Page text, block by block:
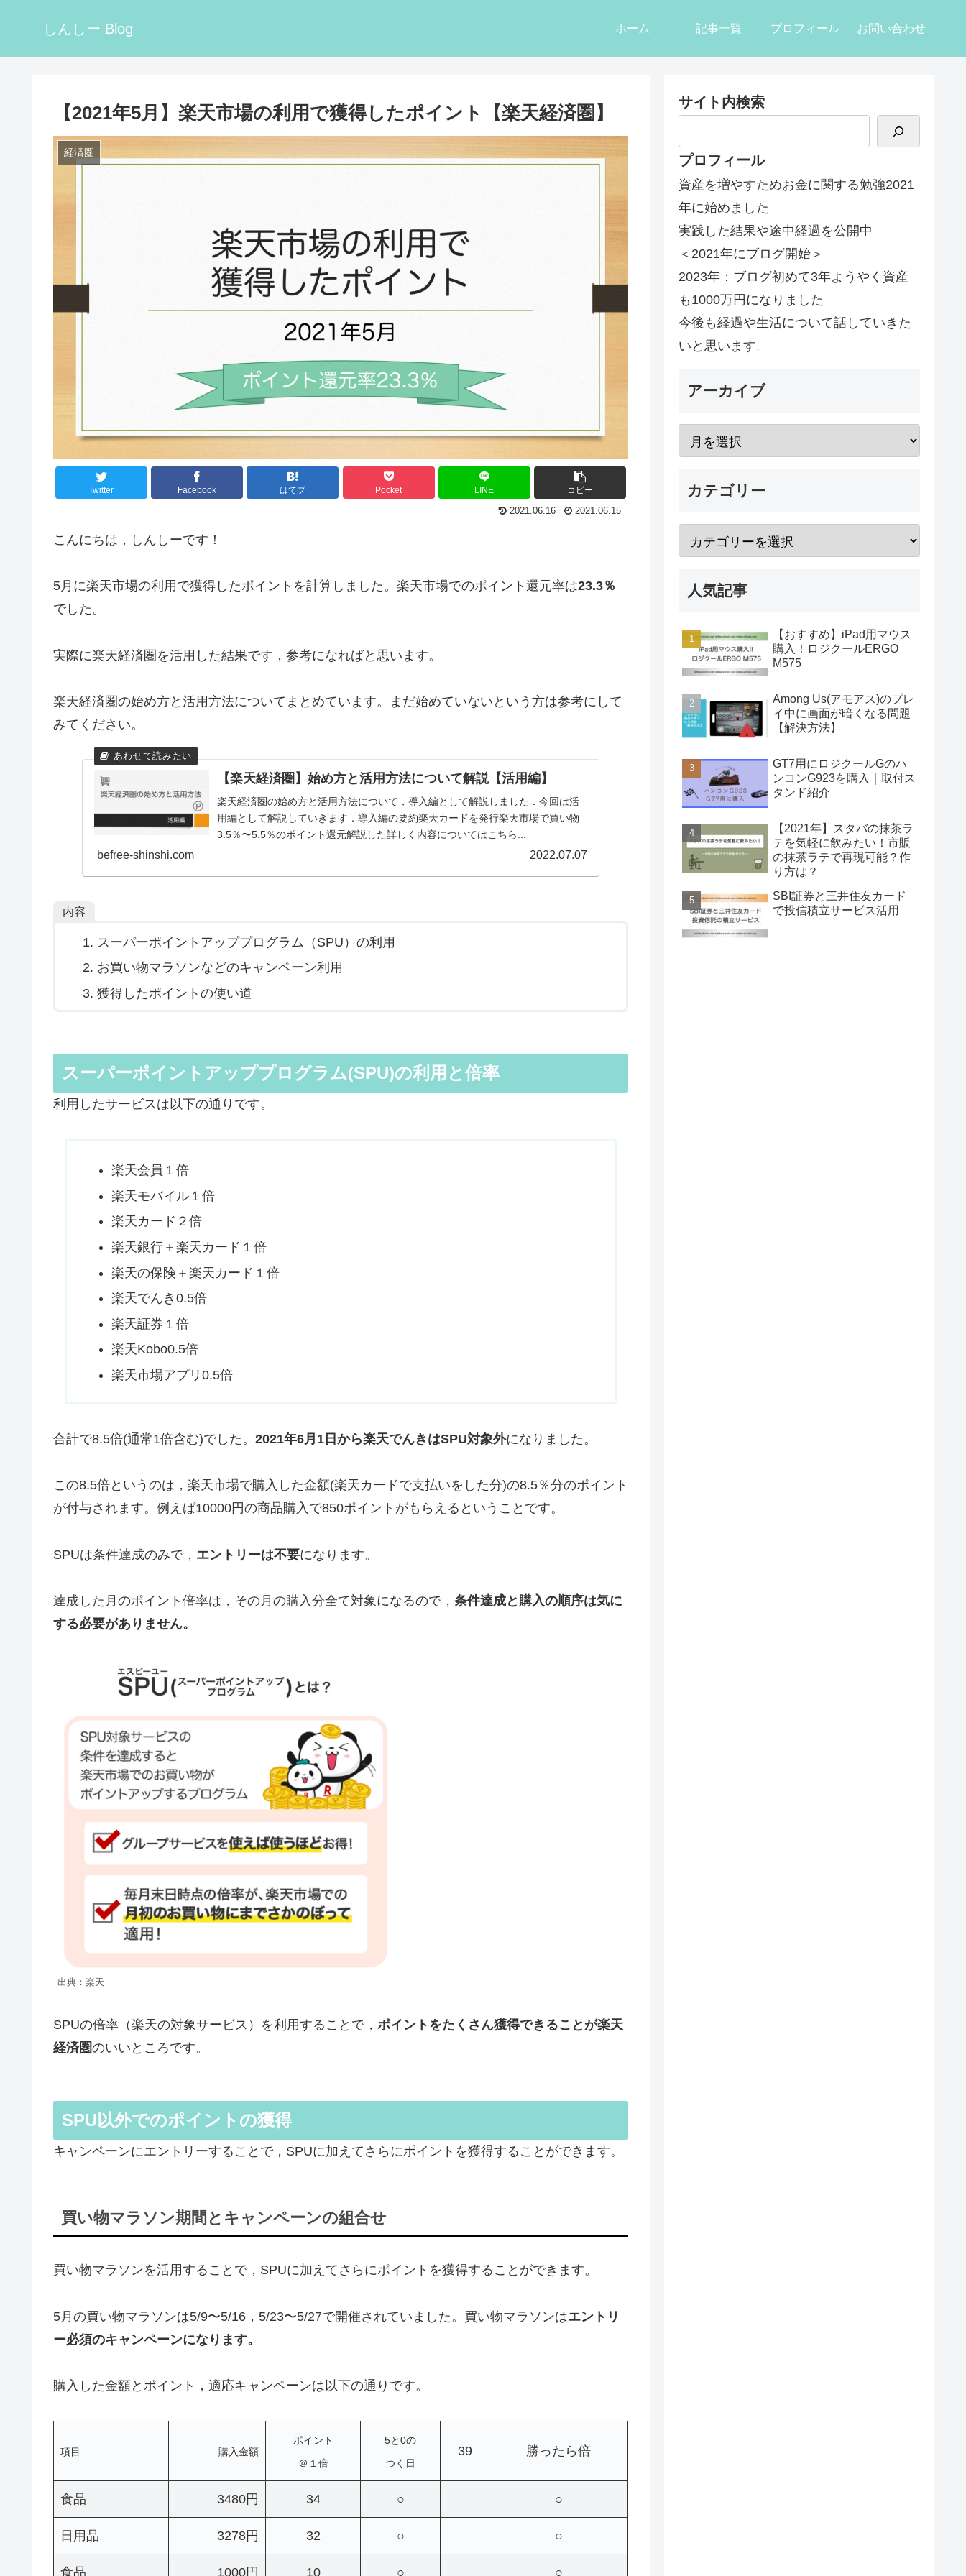
しんしー Blog ホーム 記事一覧 プロフィール お問い合わせ
【2021年5月】楽天市場の利用で獲得したポイント【楽天経済圏】
経済圏
Twitter Facebook はてブ Pocket LINE コピー
2021.06.16 2021.06.15
こんにちは，しんしーです！
5月に楽天市場の利用で獲得したポイントを計算しました。楽天市場でのポイント還元率は23.3％
でした。
実際に楽天経済圏を活用した結果です，参考になればと思います。
楽天経済圏の始め方と活用方法についてまとめています。まだ始めていないという方は参考にして
みてください。
【楽天経済圏】始め方と活用方法について解説【活用編】
楽天経済圏の始め方と活用方法について，導入編として解説しました．今回は活
用編として解説していきます．導入編の要約楽天カードを発行楽天市場で買い物
3.5％〜5.5％のポイント還元解説した詳しく内容についてはこちら...
befree-shinshi.com 2022.07.07
内容
スーパーポイントアッププログラム（SPU）の利用
お買い物マラソンなどのキャンペーン利用
獲得したポイントの使い道
スーパーポイントアッププログラム(SPU)の利用と倍率
利用したサービスは以下の通りです。
楽天会員１倍
楽天モバイル１倍
楽天カード２倍
楽天銀行＋楽天カード１倍
楽天の保険＋楽天カード１倍
楽天でんき0.5倍
楽天証券１倍
楽天Kobo0.5倍
楽天市場アプリ0.5倍
合計で8.5倍(通常1倍含む)でした。 2021年6月1日から楽天でんきはSPU対象外になりました。
この8.5倍というのは，楽天市場で購入した金額(楽天カードで支払いをした分)の8.5％分のポイント
が付与されます。例えば10000円の商品購入で850ポイントがもらえるということです。
SPUは条件達成のみで， エントリーは不要になります。
達成した月のポイント倍率は，その月の購入分全て対象になるので， 条件達成と購入の順序は気に
する必要がありません。
出典：楽天
SPUの倍率（楽天の対象サービス）を利用することで， ポイントをたくさん獲得できることが楽天
経済圏のいいところです。
SPU以外でのポイントの獲得
キャンペーンにエントリーすることで，SPUに加えてさらにポイントを獲得することができます。
買い物マラソン期間とキャンペーンの組合せ
買い物マラソンを活用することで，SPUに加えてさらにポイントを獲得することができます。
5月の買い物マラソンは5/9〜5/16，5/23〜5/27で開催されていました。買い物マラソンはエントリ
ー必須のキャンペーンになります。
購入した金額とポイント，適応キャンペーンは以下の通りです。
項目 購入金額
ポイント
＠１倍
5と0の
つく日
39 勝ったら倍
食品 3480円 34 ○ ○
日用品 3278円 32 ○ ○
食品 1000円 10 ○ ○
サイト内検索
プロフィール
資産を増やすためお金に関する勉強2021
年に始めました
実践した結果や途中経過を公開中
＜2021年にブログ開始＞
2023年：ブログ初めて3年ようやく資産
も1000万円になりました
今後も経過や生活について話していきた
いと思います。
アーカイブ
カテゴリー
人気記事
【おすすめ】iPad用マウス
購入！ロジクールERGO
M575
Among Us(アモアス)のプレ
イ中に画面が暗くなる問題
【解決方法】
GT7用にロジクールGのハ
ンコンG923を購入｜取付ス
タンド紹介
【2021年】スタバの抹茶ラ
テを気軽に飲みたい！市販
の抹茶ラテで再現可能？作
り方は？
SBI証券と三井住友カード
で投信積立サービス活用